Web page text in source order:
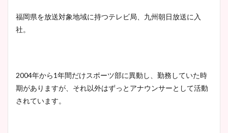
福岡県を放送対象地域に持つテレビ局、九州朝日放送に入
社。
2004年から1年間だけスポーツ部に異動し、勤務していた時
期がありますが、それ以外はずっとアナウンサーとして活動
されています。